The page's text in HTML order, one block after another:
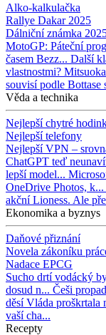
Alko-kalkulačka
Rallye Dakar 2025
Dálniční známka
MotoGP: Páteční
časem Bezz... Další
vlastnostmi?
souvisí podle Bottase
Věda a technika
Nejlepší chytré
Nejlepší telefony
Nejlepší VPN –
ChatGPT teď
lepší model...
OneDrive Photos, k...
akční Lioness. Ale
Ekonomika a byznys
Daňové přiznání
Novela zákoníku
Nadace EPCG
Sucho drtí vodácký
dosud n... Češi
děsíVláda proškrtala
vaší cha...
Recepty